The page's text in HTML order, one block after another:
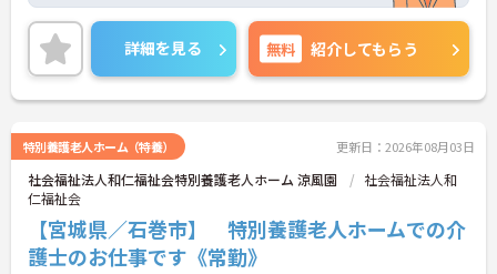
がら働くことができます。
また、住宅手当を含め、各種手当、資格取得支援な
ど充実しております。
マイカー通勤OKなので、通勤も楽々です♪
ご興味ある方には、面接のポイントなど、さらに詳
詳細を見る 無料 紹介してもらう
特別養護老人ホーム（特養） 更新日：2026年08月03日
社会福祉法人和仁福祉会特別養護老人ホーム 涼風園
社会福祉法人和
仁福祉会
【宮城県／石巻市】 特別養護老人ホームでの介
護士のお仕事です《常勤》